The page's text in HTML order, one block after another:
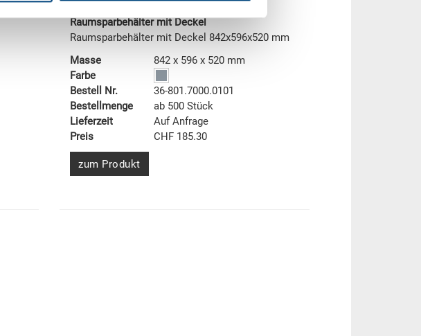
Raumsparbehälter mit Deckel
Raumsparbehälter mit Deckel 842x596x520 mm
Masse
842 x 596 x 520 mm
Farbe
Bestell Nr.
36-801.7000.0101
Bestellmenge
ab 500 Stück
Lieferzeit
Auf Anfrage
Preis
CHF 185.30
zum Produkt